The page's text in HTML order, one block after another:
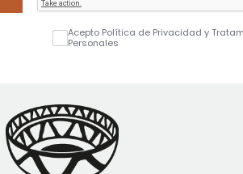
Acepto Política de Privacidad y
Personales